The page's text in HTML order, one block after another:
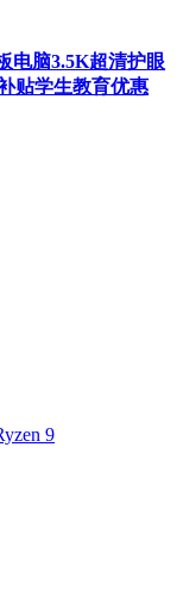
电脑3.5K超清护眼
贴学生教育优惠